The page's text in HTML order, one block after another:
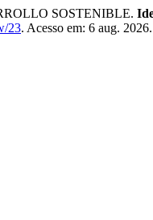
SOSTENIBLE.
23. Acesso em: 6 aug. 2026.